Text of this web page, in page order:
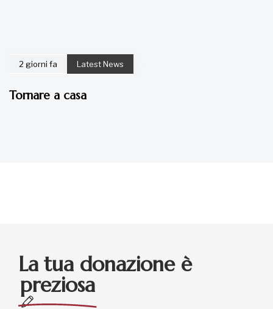
2 giorni fa Latest News
Tornare a casa
La tua donazione è
preziosa